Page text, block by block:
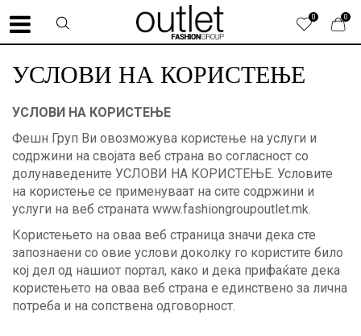
0
0
УСЛОВИ НА КОРИСТЕЊЕ
УСЛОВИ НА КОРИСТЕЊЕ
Фешн Груп Ви овозможува користење на услуги и
содржини на својата веб страна во согласност со
долунаведените УСЛОВИ НА КОРИСТЕЊЕ. Условите
на користење се применуваат на сите содржини и
услуги на веб страната www.fashiongroupoutlet.mk.
Користењето на оваа веб страница значи дека сте
запознаени со овие услови доколку го користите било
кој дел од нашиот портал, како и дека прифаќате дека
користењето на оваа веб страна е единствено за лична
потреба и на сопствена одговорност.